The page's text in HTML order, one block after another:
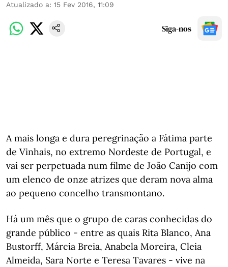
Atualizado a: 15 Fev 2016, 11:09
Siga-nos
A mais longa e dura peregrinação a Fátima parte
de Vinhais, no extremo Nordeste de Portugal, e
vai ser perpetuada num filme de João Canijo com
um elenco de onze atrizes que deram nova alma
ao pequeno concelho transmontano.
Há um mês que o grupo de caras conhecidas do
grande público - entre as quais Rita Blanco, Ana
Bustorff, Márcia Breia, Anabela Moreira, Cleia
Almeida, Sara Norte e Teresa Tavares - vive na